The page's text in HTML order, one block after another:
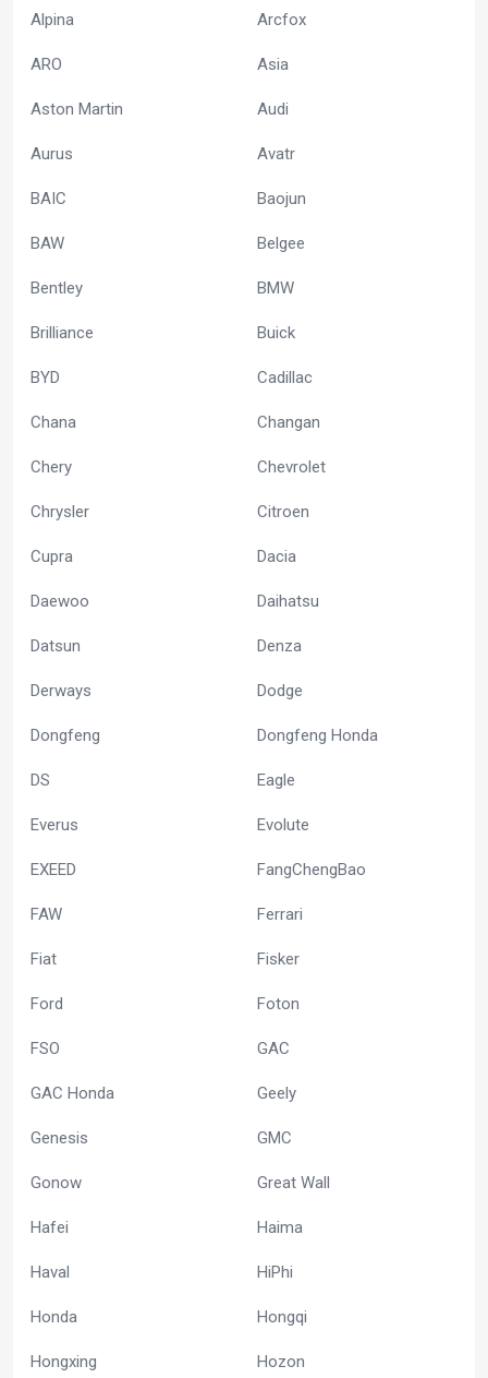
Alpina Arcfox
ARO Asia
Aston Martin Audi
Aurus Avatr
BAIC Baojun
BAW Belgee
Bentley BMW
Brilliance Buick
BYD Cadillac
Chana Changan
Chery Chevrolet
Chrysler Citroen
Cupra Dacia
Daewoo Daihatsu
Datsun Denza
Derways Dodge
Dongfeng Dongfeng Honda
DS Eagle
Everus Evolute
EXEED FangChengBao
FAW Ferrari
Fiat Fisker
Ford Foton
FSO GAC
GAC Honda Geely
Genesis GMC
Gonow Great Wall
Hafei Haima
Haval HiPhi
Honda Hongqi
Hongxing Hozon